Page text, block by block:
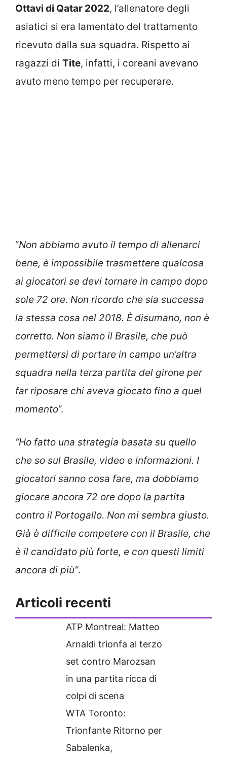
Ottavi di Qatar 2022, l’allenatore degli
asiatici si era lamentato del trattamento
ricevuto dalla sua squadra. Rispetto ai
ragazzi di Tite, infatti, i coreani avevano
avuto meno tempo per recuperare.
“Non abbiamo avuto il tempo di allenarci
bene, è impossibile trasmettere qualcosa
ai giocatori se devi tornare in campo dopo
sole 72 ore. Non ricordo che sia successa
la stessa cosa nel 2018. È disumano, non è
corretto. Non siamo il Brasile, che può
permettersi di portare in campo un’altra
squadra nella terza partita del girone per
far riposare chi aveva giocato fino a quel
momento“.
“Ho fatto una strategia basata su quello
che so sul Brasile, video e informazioni. I
giocatori sanno cosa fare, ma dobbiamo
giocare ancora 72 ore dopo la partita
contro il Portogallo. Non mi sembra giusto.
Già è difficile competere con il Brasile, che
è il candidato più forte, e con questi limiti
ancora di più”.
Articoli recenti
ATP Montreal: Matteo
Arnaldi trionfa al terzo
set contro Marozsan
in una partita ricca di
colpi di scena
WTA Toronto:
Trionfante Ritorno per
Sabalenka,